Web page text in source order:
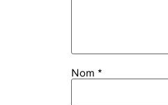
Nom *